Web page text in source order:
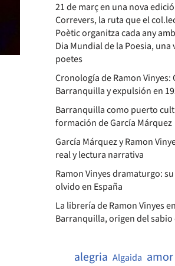
21 de març en una nova
Correvers, la ruta que el
Poètic organitza cada any
Dia Mundial de la Poesia, una
poetes
Cronología de Ramon Vinyes:
Barranquilla y expulsión en
Barranquilla como puerto
formación de García Márquez
García Márquez y Ramon
real y lectura narrativa
Ramon Vinyes dramaturgo:
olvido en España
La librería de Ramon Vinyes en
Barranquilla, origen del sabio
alegria Algaida amor